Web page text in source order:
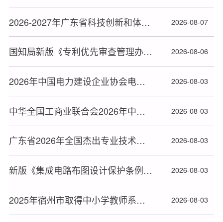
2026-2027年广东省科技创新和体育文化发展科研项目立项名单公布 2026-08-07
国知局新版《专利优先审查管理办法》2026年9月1日起施行 2026-08-06
2026年中国电力建设企业协会电力建设科研项目立项名单公布 2026-08-03
中华全国工商业联合会2026年中华技能大奖和全国技术能手推荐人选名单公布 2026-08-03
广东省2026年全国杰出专业技术人才和中华技能大奖推荐对象名单公布 2026-08-03
新版《集成电路布图设计保护条例》2026年10月15日起施行 2026-08-03
2025年宿州市取得中小学教师系列高级专业技术资格人员名单 2026-08-03